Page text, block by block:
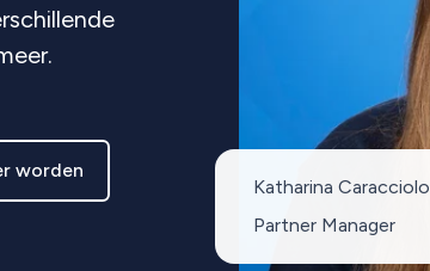
worden
Katharina Caracciolo
Partner Manager